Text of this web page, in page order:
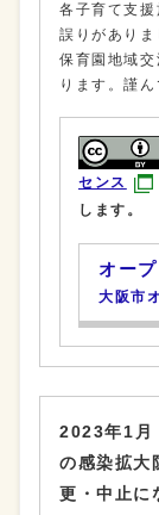
各子育て支
誤りがあり
保育園地域
ります。謹
センス
します。
オー
大阪市
2023年1月
の感染拡大
更・中止に